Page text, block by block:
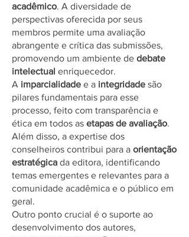
acadêmico. A diversidade de
perspectivas oferecida por seus
membros permite uma avaliação
abrangente e crítica das submissões,
promovendo um ambiente de debate
intelectual enriquecedor.
A imparcialidade e a integridade são
pilares fundamentais para esse
processo, feito com transparência e
ética em todos as etapas de avaliação.
Além disso, a expertise dos
conselheiros contribui para a orientação
estratégica da editora, identificando
temas emergentes e relevantes para a
comunidade acadêmica e o público em
geral.
Outro ponto crucial é o suporte ao
desenvolvimento dos autores,